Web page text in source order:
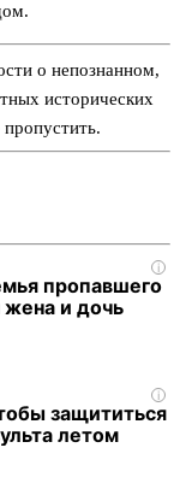
о непознанном,
исторических
i
пропавшего
жена и дочь
i
защититься
летом